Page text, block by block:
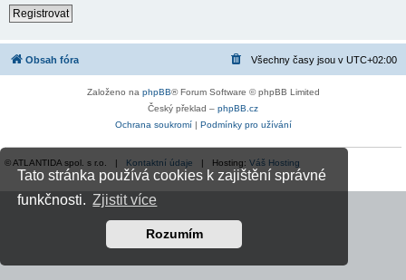
Tato stránka používá cookies k zajištění správné
funkčnosti. Zjistit více
Rozumím
Registrovat
Obsah fóra Všechny časy jsou v UTC+02:00
Založeno na phpBB® Forum Software © phpBB Limited
Český překlad – phpBB.cz
Ochrana soukromí| Podmínky pro užívání
© ATLANTIDA spol. s r.o. | Kontaktní údaje | Hosting: Váš Hosting